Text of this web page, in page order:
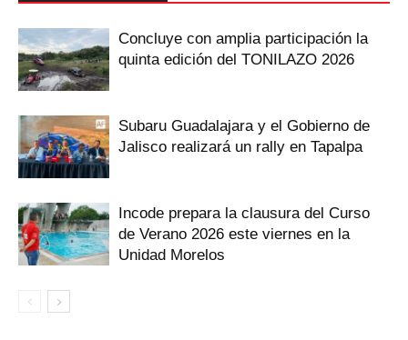
Concluye con amplia participación la
quinta edición del TONILAZO 2026
Subaru Guadalajara y el Gobierno de
Jalisco realizará un rally en Tapalpa
Incode prepara la clausura del Curso
de Verano 2026 este viernes en la
Unidad Morelos